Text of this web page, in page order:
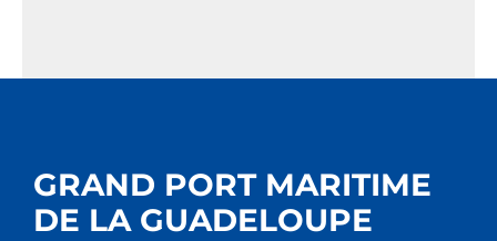
GRAND PORT MARITIME
DE LA GUADELOUPE